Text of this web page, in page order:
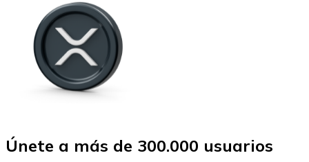
Únete a más de 300.000 usuarios